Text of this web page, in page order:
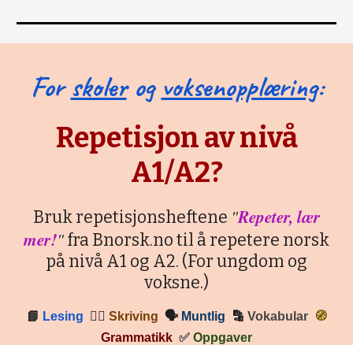
Forskolerog voksenopplæring:
Repetisjon av nivå
A1/A2?
Bruk repetisjonsheftene "Repeter, lær
mer!"fra Bnorsk.no til å repetere norsk
på nivå A1 og A2. (For ungdom og
voksne.)
📘 Lesing ✍🏼 Skriving 🗣 Muntlig 🔡 Vokabular
🧭
Grammatikk ✅ Oppgaver